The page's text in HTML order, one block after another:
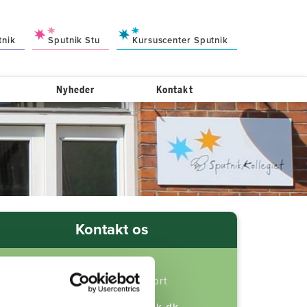
Sputnik Stu Kursuscenter Sputnik
Nyheder Kontakt
Kontakt os
Leder: Louise Gjelfort
40 59 46 62